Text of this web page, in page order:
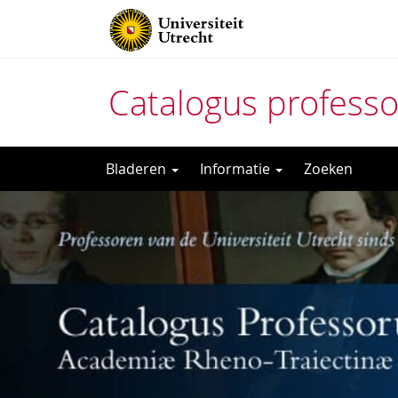
Catalogus
naar
het
inhoud
Bladeren Informatie Zoeken